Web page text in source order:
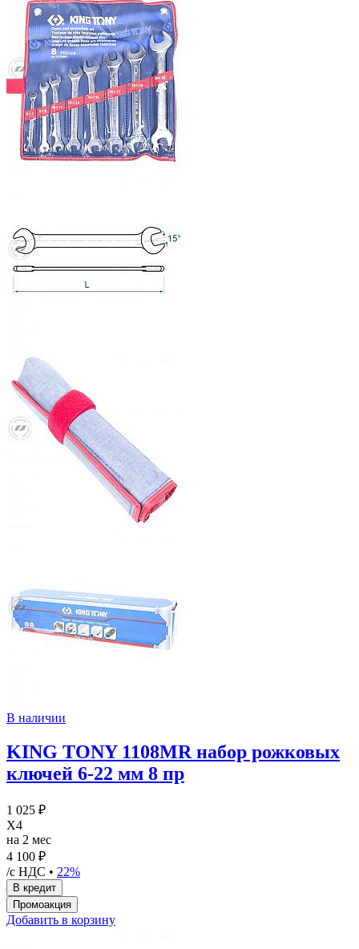
В наличии
KING TONY 1108MR набор рожковых
ключей 6-22 мм 8 пр
1 025 ₽
X4
на 2 мес
4 100 ₽
/с НДС • 22%
Добавить в корзину